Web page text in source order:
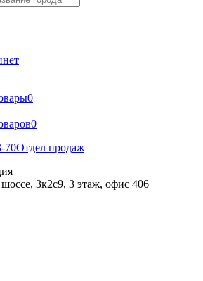
0
0
70Отдел продаж
3к2с9, 3 этаж, офис 406